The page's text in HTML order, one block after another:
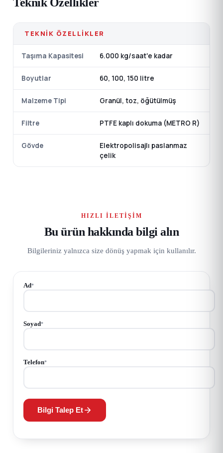
TEKNIK ÖZELLIKLER
Taşıma Kapasitesi 6.000 kg/saat'e kadar
Boyutlar 60, 100, 150 litre
Malzeme Tipi Granül, toz, öğütülmüş
Filtre PTFE kaplı dokuma (METRO R)
Gövde
Elektropolisajlı paslanmaz
çelik
HIZLI İLETIŞIM
Bu ürün hakkında bilgi alın
Bilgileriniz yalnızca size dönüş yapmak için kullanılır.
Ad*
Soyad*
Telefon*
Bilgi Talep Et